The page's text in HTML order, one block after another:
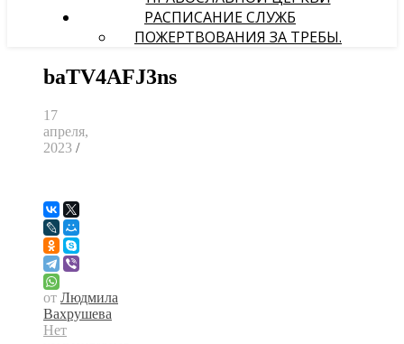
РАСПИСАНИЕ СЛУЖБ
ПОЖЕРТВОВАНИЯ ЗА ТРЕБЫ.
baTV4AFJ3ns
17
апреля,
2023 /
от Людмила
Вахрушева
Нет